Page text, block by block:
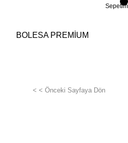
Sepetim
BOLESA PREMİUM
< < Önceki Sayfaya Dön